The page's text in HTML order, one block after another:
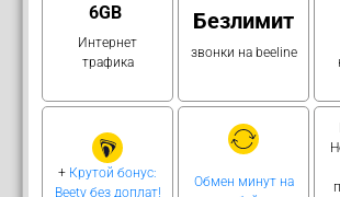
6GB
Интернет
трафика
Безлимит
звонки на beeline
+ Крутой бонус:
Beetv без доплат!
Обмен минут на